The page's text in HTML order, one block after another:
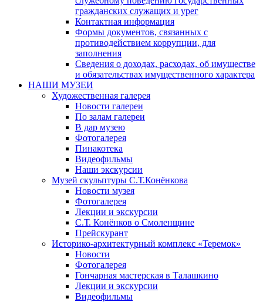
гражданских служащих и урег
Контактная информация
Формы документов, связанных с
противодействием коррупции, для
заполнения
Сведения о доходах, расходах, об имуществе
и обязательствах имущественного характера
НАШИ МУЗЕИ
Художественная галерея
Новости галереи
По залам галереи
В дар музею
Фотогалерея
Пинакотека
Видеофильмы
Наши экскурсии
Музей скульптуры С.Т.Конёнкова
Новости музея
Фотогалерея
Лекции и экскурсии
С.Т. Конёнков о Смоленщине
Прейскурант
Историко-архитектурный комплекс «Теремок»
Новости
Фотогалерея
Гончарная мастерская в Талашкино
Лекции и экскурсии
Видеофильмы